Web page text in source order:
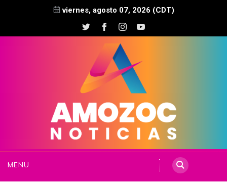
viernes, agosto 07, 2026 (CDT)
MENU